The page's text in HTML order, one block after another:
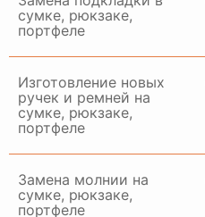
сумке, рюкзаке,
портфеле
Изготовление новых
ручек и ремней на
сумке, рюкзаке,
портфеле
Замена молнии на
сумке, рюкзаке,
портфеле